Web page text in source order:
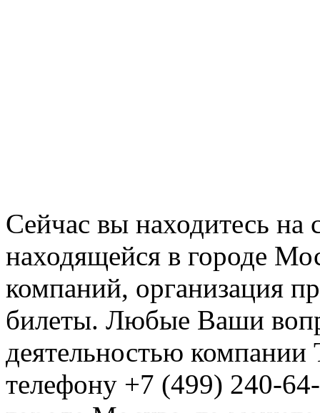
Сейчас вы находитесь на
находящейся в городе
компаний, организация
билеты. Любые Ваши
деятельностью
телефону +7 (499) 240-